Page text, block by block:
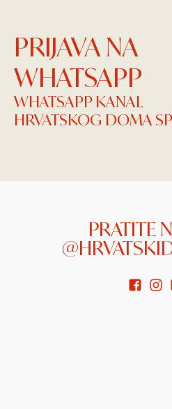
PRIJAVA NA
WHATSAPP
WHATSAPP KANAL
HRVATSKOG DOMA
PRATITE